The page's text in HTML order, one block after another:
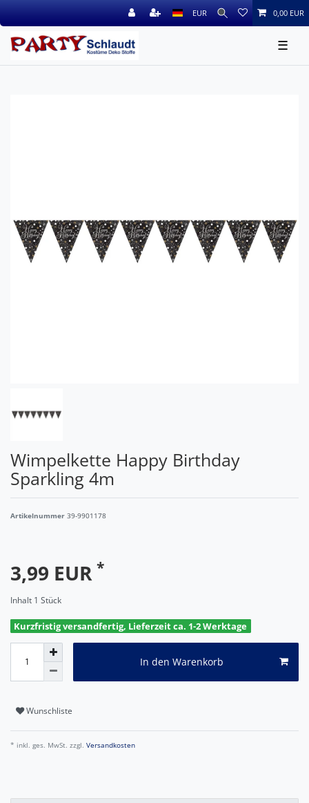
EUR 0,00 EUR
☰
Wimpelkette Happy Birthday
Sparkling 4m
Artikelnummer 39-9901178
3,99 EUR *
Inhalt 1 Stück
Kurzfristig versandfertig, Lieferzeit ca. 1-2 Werktage
In den Warenkorb
Wunschliste
* inkl. ges. MwSt. zzgl. Versandkosten